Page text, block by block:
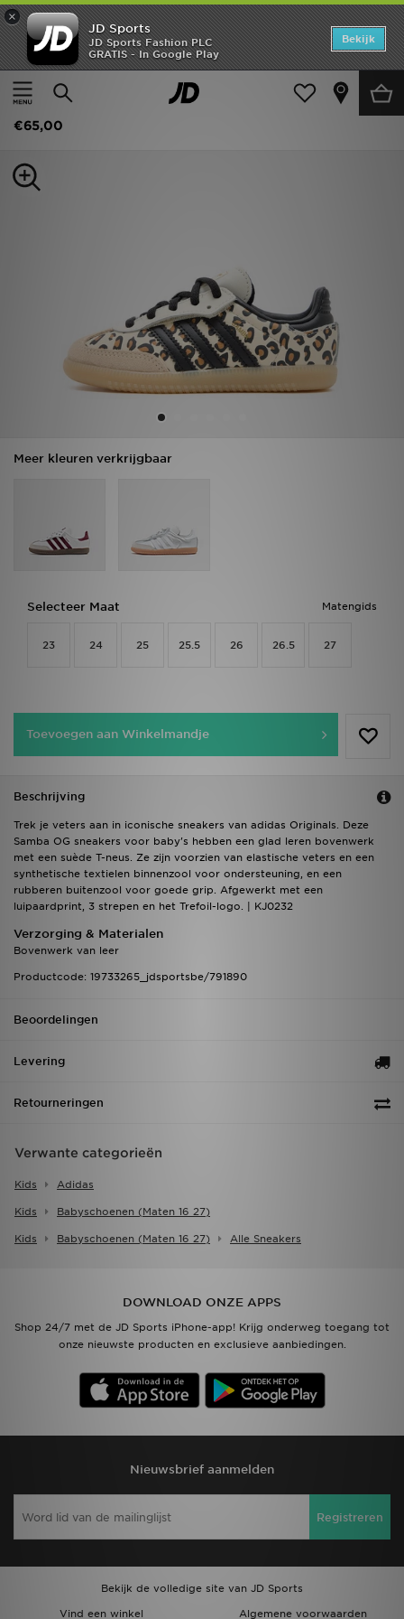
×
JD Sports
JD Sports Fashion PLC
GRATIS - In Google Play
Bekijk
Thuis
Kids Babyschoenen (Maten 16-27) Alle Sneakers
adidas Originals Samba Og Infant
€65,00
Meer kleuren verkrijgbaar
Matengids
Selecteer Maat
23 24 25 25.5 26 26.5 27
Toevoegen aan Winkelmandje
Beschrijving
Trek je veters aan in iconische sneakers van adidas Originals. Deze
Samba OG sneakers voor baby's hebben een glad leren bovenwerk
met een suède T-neus. Ze zijn voorzien van elastische veters en een
synthetische textielen binnenzool voor ondersteuning, en een
rubberen buitenzool voor goede grip. Afgewerkt met een
luipaardprint, 3 strepen en het Trefoil-logo. | KJ0232
Verzorging & Materialen
Bovenwerk van leer
Productcode: 19733265_jdsportsbe/791890
Beoordelingen
Levering
Retourneringen
Verwante categorieën
Kids Adidas
Kids Babyschoenen (maten 16 27)
Kids Babyschoenen (maten 16 27) Alle Sneakers
DOWNLOAD ONZE APPS
Shop 24/7 met de JD Sports iPhone-app! Krijg onderweg toegang tot
onze nieuwste producten en exclusieve aanbiedingen.
Nieuwsbrief aanmelden
Registreren
Bekijk de volledige site van JD Sports
Vind een winkel
Algemene voorwaarden
Home
Offers
Dames
Mijn JD
Download de app
Wie wij zijn